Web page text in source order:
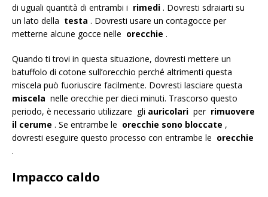
di uguali quantità di entrambi i rimedi . Dovresti sdraiarti su
un lato della testa . Dovresti usare un contagocce per
metterne alcune gocce nelle orecchie .
Quando ti trovi in ​​questa situazione, dovresti mettere un
batuffolo di cotone sull’orecchio perché altrimenti questa
miscela può fuoriuscire facilmente. Dovresti lasciare questa
miscela nelle orecchie per dieci minuti. Trascorso questo
periodo, è necessario utilizzare gli auricolari per rimuovere
il cerume . Se entrambe le orecchie sono bloccate ,
dovresti eseguire questo processo con entrambe le orecchie
.
Impacco caldo